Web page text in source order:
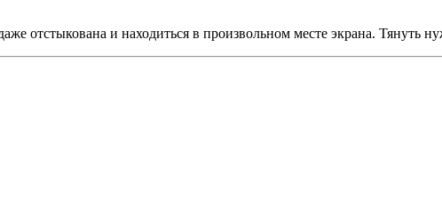
отстыкована и находиться в произвольном месте экрана. Тянуть